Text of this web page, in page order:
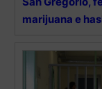
marijuana e